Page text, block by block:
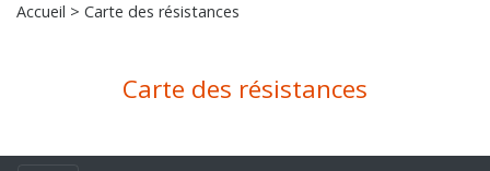
Accueil > Carte des résistances
Carte des résistances